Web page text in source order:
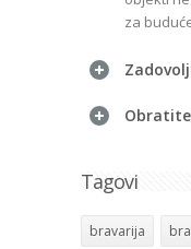
za
Tagovi
bravarija